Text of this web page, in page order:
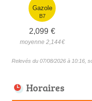
Gazole
B7
2,099 €
moyenne 2,144€
Relevés du 07/08/2026 à 10:16,
Horaires